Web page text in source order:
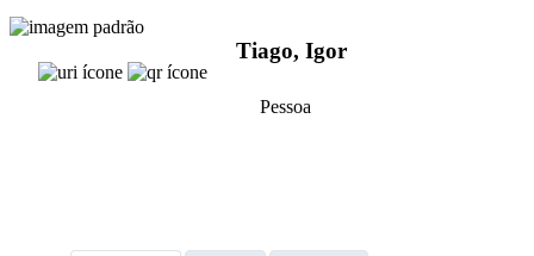
Tiago, Igor
Pessoa